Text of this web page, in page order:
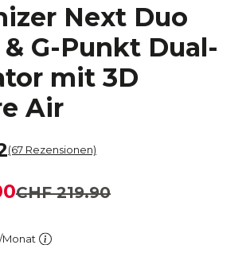
Next Duo
G-Punkt Dual-
mit 3D
Air
(67 Rezensionen)
CHF 219.90
Monat